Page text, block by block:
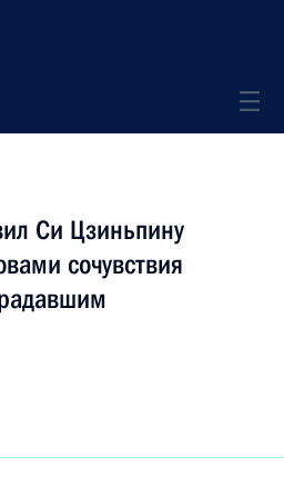
Си Цзиньпину
сочувствия